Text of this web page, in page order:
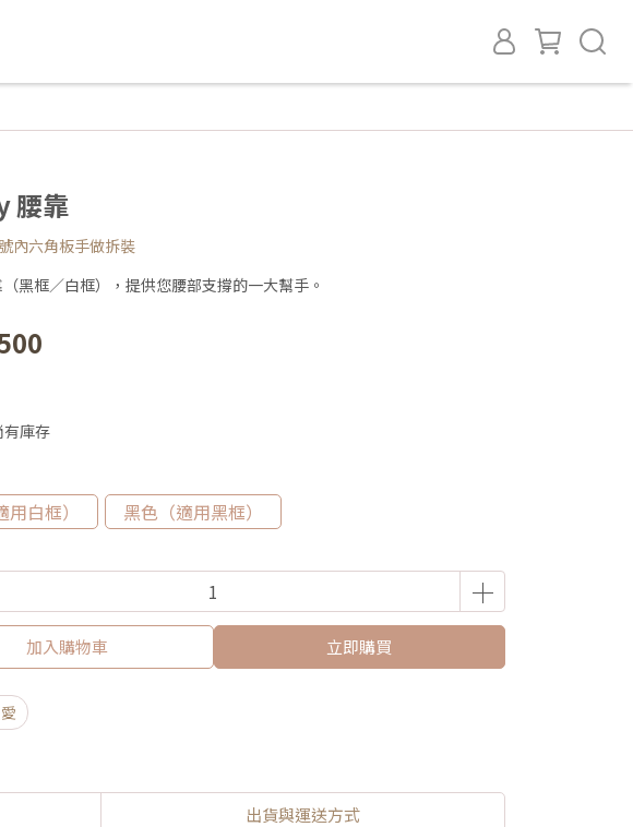
腰靠
內六角板手做拆裝
黑框／白框），提供您腰部支撐的一大幫手。
有庫存
白框）
黑色（適用黑框）
加入購物車 立即購買
出貨與運送方式